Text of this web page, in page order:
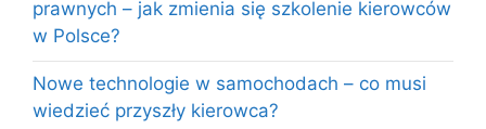
prawnych – jak zmienia się szkolenie kierowców
w Polsce?
Nowe technologie w samochodach – co musi
wiedzieć przyszły kierowca?